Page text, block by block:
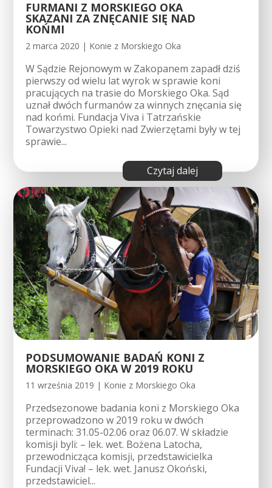
FURMANI Z MORSKIEGO OKA
SKAZANI ZA ZNĘCANIE SIĘ NAD
KOŃMI
2 marca 2020 | Konie z Morskiego Oka
W Sądzie Rejonowym w Zakopanem zapadł dziś
pierwszy od wielu lat wyrok w sprawie koni
pracujących na trasie do Morskiego Oka. Sąd
uznał dwóch furmanów za winnych znęcania się
nad końmi. Fundacja Viva i Tatrzańskie
Towarzystwo Opieki nad Zwierzętami były w tej
sprawie...
czytaj dalej
PODSUMOWANIE BADAŃ KONI Z
MORSKIEGO OKA W 2019 ROKU
11 września 2019 | Konie z Morskiego Oka
Przedsezonowe badania koni z Morskiego Oka
przeprowadzono w 2019 roku w dwóch
terminach: 31.05-02.06 oraz 06.07. W składzie
komisji byli: – lek. wet. Bożena Latocha,
przewodnicząca komisji, przedstawicielka
Fundacji Viva! – lek. wet. Janusz Okoński,
przedstawiciel...